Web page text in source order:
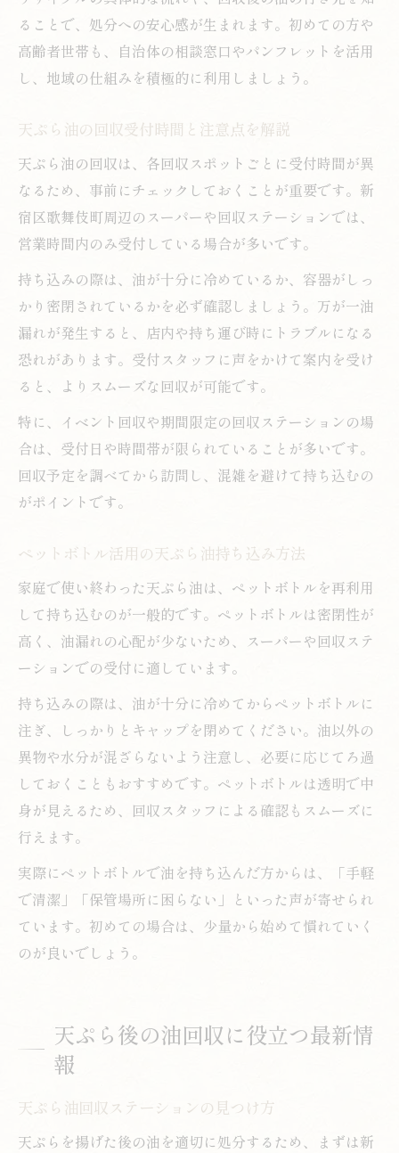
ることで、処分への安心感が生まれます。初めての方や
高齢者世帯も、自治体の相談窓口やパンフレットを活用
し、地域の仕組みを積極的に利用しましょう。
天ぷら油の回収受付時間と注意点を解説
天ぷら油の回収は、各回収スポットごとに受付時間が異
なるため、事前にチェックしておくことが重要です。新
宿区歌舞伎町周辺のスーパーや回収ステーションでは、
営業時間内のみ受付している場合が多いです。
持ち込みの際は、油が十分に冷めているか、容器がしっ
かり密閉されているかを必ず確認しましょう。万が一油
漏れが発生すると、店内や持ち運び時にトラブルになる
恐れがあります。受付スタッフに声をかけて案内を受け
ると、よりスムーズな回収が可能です。
特に、イベント回収や期間限定の回収ステーションの場
合は、受付日や時間帯が限られていることが多いです。
回収予定を調べてから訪問し、混雑を避けて持ち込むの
がポイントです。
ペットボトル活用の天ぷら油持ち込み方法
家庭で使い終わった天ぷら油は、ペットボトルを再利用
して持ち込むのが一般的です。ペットボトルは密閉性が
高く、油漏れの心配が少ないため、スーパーや回収ステ
ーションでの受付に適しています。
持ち込みの際は、油が十分に冷めてからペットボトルに
注ぎ、しっかりとキャップを閉めてください。油以外の
異物や水分が混ざらないよう注意し、必要に応じてろ過
しておくこともおすすめです。ペットボトルは透明で中
身が見えるため、回収スタッフによる確認もスムーズに
行えます。
実際にペットボトルで油を持ち込んだ方からは、「手軽
で清潔」「保管場所に困らない」といった声が寄せられ
ています。初めての場合は、少量から始めて慣れていく
のが良いでしょう。
天ぷら後の油回収に役立つ最新情
報
天ぷら油回収ステーションの見つけ方
天ぷらを揚げた後の油を適切に処分するため、まずは新